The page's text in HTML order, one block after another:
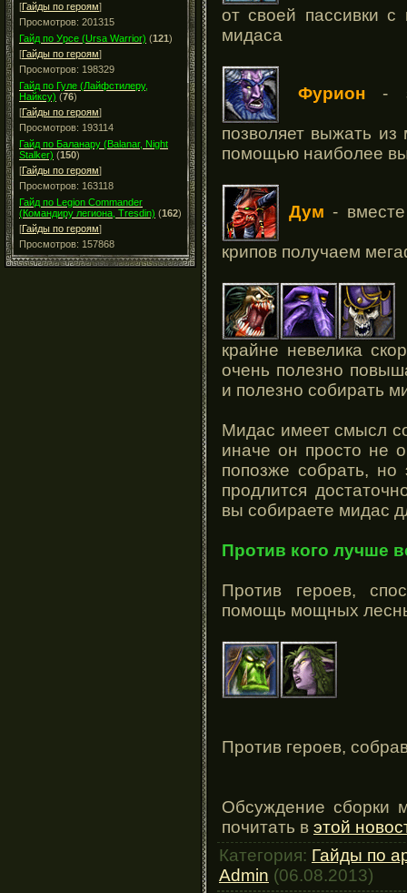
[Гайды по героям]
Просмотров: 201315
Гайд по Урсе (Ursa Warrior) (121)
[Гайды по героям]
Просмотров: 198329
Гайд по Гуле (Лайфстилеру,
Найксу) (76)
[Гайды по героям]
Просмотров: 193114
Гайд по Баланару (Balanar, Night
Stalker) (150)
[Гайды по героям]
Просмотров: 163118
Гайд по Legion Commander
(Командиру легиона, Tresdin) (162)
[Гайды по героям]
Просмотров: 157868
от своей пассивки
мидаса
Фурион- за
позволяет выжать
помощью наиболее
Дум -
крипов получаем
крайне невелика
очень полезно
и полезно собирать
Мидас имеет смысл
иначе он просто не
попозже собрать,
продлится
вы собираете мидас
Против кого лучше
Против героев,
помощь мощных
Против героев,
Обсуждение сборки
почитать в этой
Категория: Гайды по
Admin (06.08.2013)